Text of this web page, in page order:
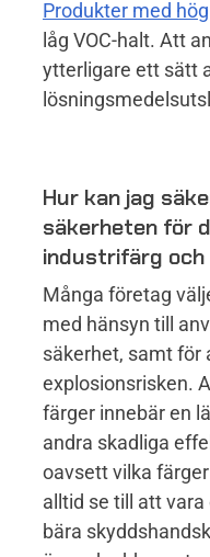
Produkter med
låg VOC-halt. Att
ytterligare ett sätt
Hur kan jag
säkerheten för
industrifärg
Många företag
med hänsyn till
säkerhet, samt för
explosionsrisken.
färger innebär en
andra skadliga
oavsett vilka
alltid se till att
bära